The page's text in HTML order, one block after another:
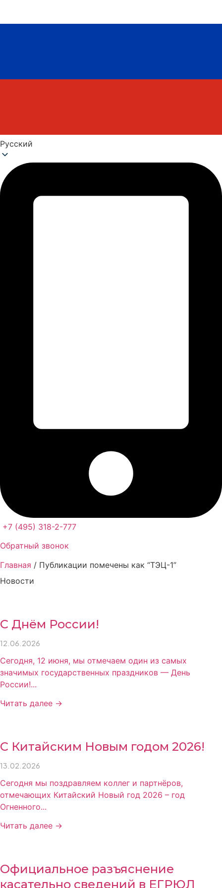
Русский
+7 (495) 318-2-777
Обратный звонок
Главная / Публикации помечены как “ТЭЦ-1”
Новости
С Днём России!
12.06.2026
Сегодня, 12 июня, мы отмечаем один из самых
значимых государственных праздников — День
России!...
Читать далее →
С Китайским Новым годом 2026!
13.02.2026
Сегодня мы поздравляем коллег и партнёров,
отмечающих Китайский Новый год 2026 – год
Огненного...
Читать далее →
Официальное разъяснение
касательно сведений в ЕГРЮЛ